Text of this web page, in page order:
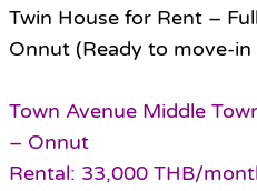
Twin House for Rent –
Onnut (Ready to move-in
Town Avenue Middle
– Onnut
Rental: 33,000 THB/